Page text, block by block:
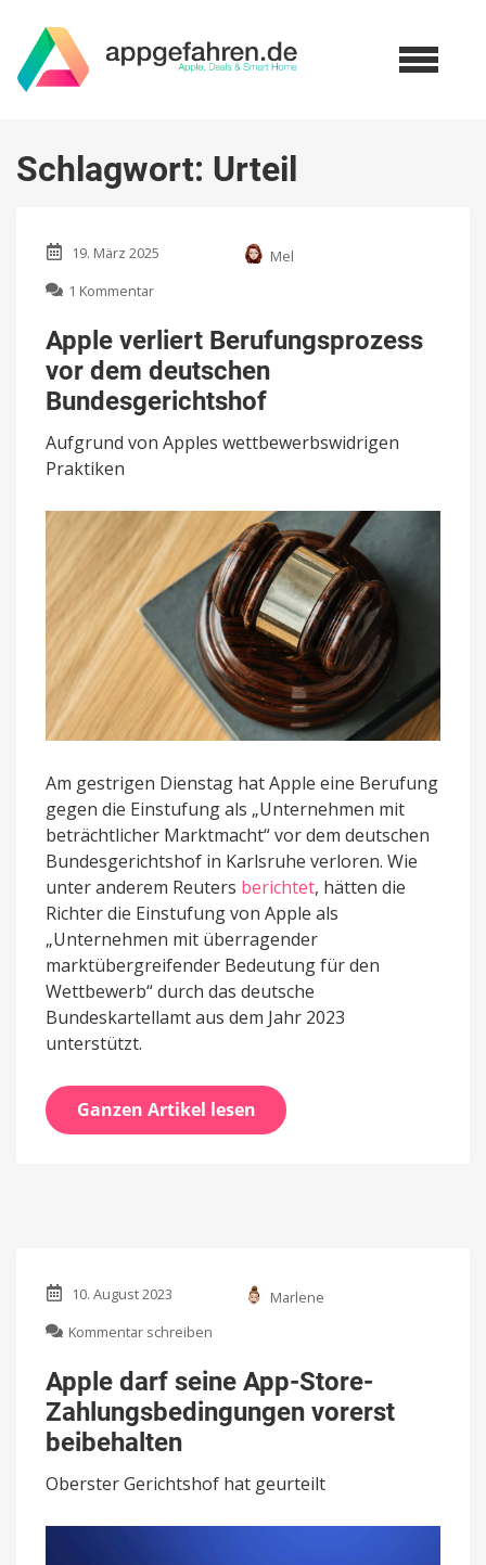
Schlagwort: Urteil
19. März 2025
Mel
1 Kommentar
verliert
Berufungsprozess
vor
dem
deutschen
Bundesgerichtshof
Apple verliert Berufungsprozess
vor dem deutschen
Bundesgerichtshof
Aufgrund von Apples wettbewerbswidrigen
Praktiken
Am gestrigen Dienstag hat Apple eine Berufung
gegen die Einstufung als „Unternehmen mit
beträchtlicher Marktmacht“ vor dem deutschen
Bundesgerichtshof in Karlsruhe verloren. Wie
unter anderem Reuters berichtet, hätten die
Richter die Einstufung von Apple als
„Unternehmen mit überragender
marktübergreifender Bedeutung für den
Wettbewerb“ durch das deutsche
Bundeskartellamt aus dem Jahr 2023
unterstützt.
Ganzen Artikel lesen
10. August 2023
Marlene
Kommentar schreiben
darf
seine
App-
vorerst
beibehalten
Apple darf seine App-Store-
Zahlungsbedingungen vorerst
beibehalten
Oberster Gerichtshof hat geurteilt